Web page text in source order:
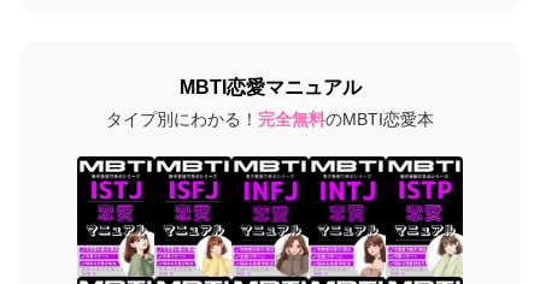
MBTI恋愛マニュアル
タイプ別にわかる！ 完全無料のMBTI恋愛本